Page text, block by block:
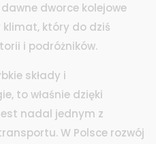
dworce kolejowe
który do dziś
i podróżników.
składy i
to właśnie dzięki
nadal jednym z
W Polsce rozwój